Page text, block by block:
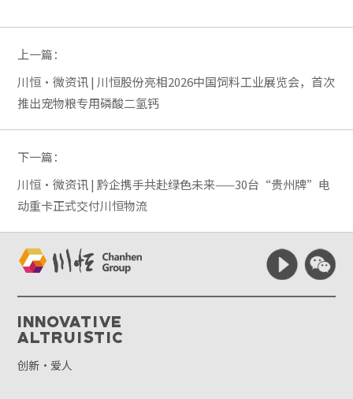
上一篇：
川恒·微资讯 | 川恒股份亮相2026中国饲料工业展览会，首次
推出宠物粮专用磷酸二氢钙
下一篇：
川恒·微资讯 | 黔企携手共赴绿色未来——30台“贵州牌”电
动重卡正式交付川恒物流
Innovative
Altruistic
创新·爱人